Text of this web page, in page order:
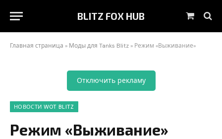
BLITZ FOX HUB Корзина
Главная страница » Моды для Tanks Blitz » Режим «Выживание»
Отключить рекламу
НОВОСТИ WOT BLITZ
Режим «Выживание»